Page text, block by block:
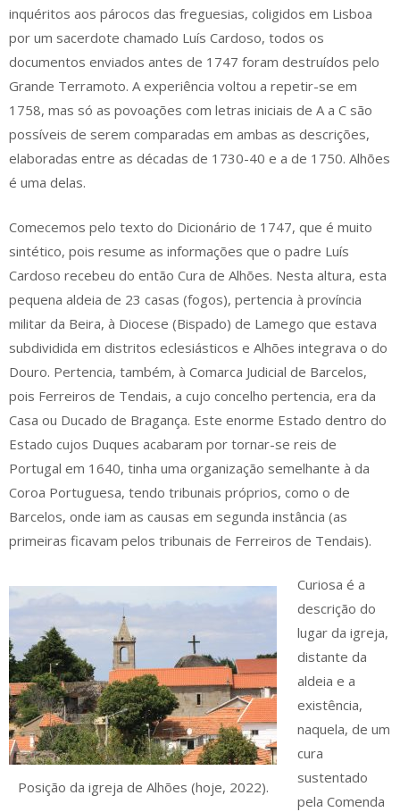
inquéritos aos párocos das freguesias, coligidos em Lisboa
por um sacerdote chamado Luís Cardoso, todos os
documentos enviados antes de 1747 foram destruídos pelo
Grande Terramoto. A experiência voltou a repetir-se em
1758, mas só as povoações com letras iniciais de A a C são
possíveis de serem comparadas em ambas as descrições,
elaboradas entre as décadas de 1730-40 e a de 1750. Alhões
é uma delas.
Comecemos pelo texto do Dicionário de 1747, que é muito
sintético, pois resume as informações que o padre Luís
Cardoso recebeu do então Cura de Alhões. Nesta altura, esta
pequena aldeia de 23 casas (fogos), pertencia à província
militar da Beira, à Diocese (Bispado) de Lamego que estava
subdividida em distritos eclesiásticos e Alhões integrava o do
Douro. Pertencia, também, à Comarca Judicial de Barcelos,
pois Ferreiros de Tendais, a cujo concelho pertencia, era da
Casa ou Ducado de Bragança. Este enorme Estado dentro do
Estado cujos Duques acabaram por tornar-se reis de
Portugal em 1640, tinha uma organização semelhante à da
Coroa Portuguesa, tendo tribunais próprios, como o de
Barcelos, onde iam as causas em segunda instância (as
primeiras ficavam pelos tribunais de Ferreiros de Tendais).
Posição da igreja de Alhões (hoje, 2022).
Curiosa é a
descrição do
lugar da igreja,
distante da
aldeia e a
existência,
naquela, de um
cura
sustentado
pela Comenda